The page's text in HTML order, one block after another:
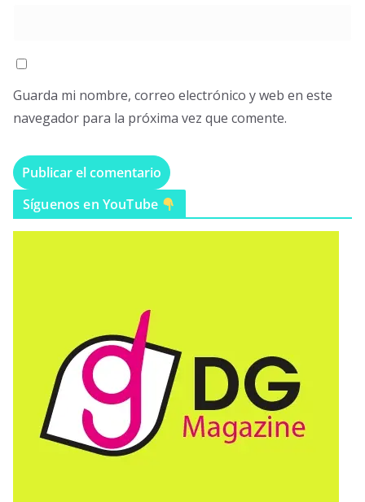
Guarda mi nombre, correo electrónico y web en este
navegador para la próxima vez que comente.
Síguenos en YouTube